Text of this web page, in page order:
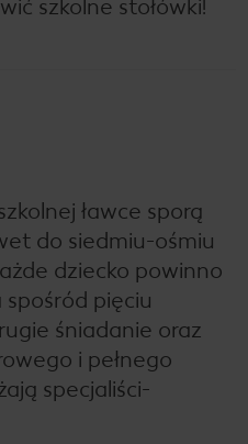
szkolne stołówki!
ławce sporą
do siedmiu-ośmiu
dziecko powinno
pięciu
śniadanie oraz
i pełnego
specjaliści-